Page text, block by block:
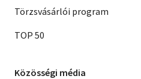
Törzsvásárlói program
TOP 50
Közösségi média